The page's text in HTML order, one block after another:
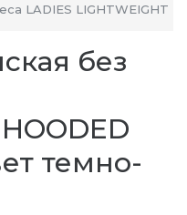
LADIES LIGHTWEIGHT
без
темно-